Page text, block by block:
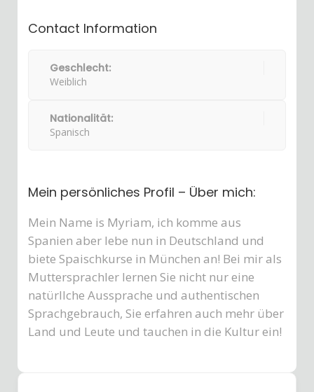
Contact Information
Geschlecht:
Weiblich
Nationalität:
Spanisch
Mein persönliches Profil – Über mich:
Mein Name is Myriam, ich komme aus
Spanien aber lebe nun in Deutschland und
biete Spaischkurse in München an! Bei mir als
Muttersprachler lernen Sie nicht nur eine
natürllche Aussprache und authentischen
Sprachgebrauch, Sie erfahren auch mehr über
Land und Leute und tauchen in die Kultur ein!